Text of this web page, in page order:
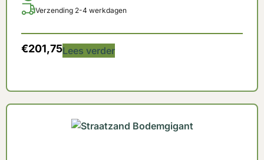
Verzending 2-4 werkdagen
€201,75Lees verder